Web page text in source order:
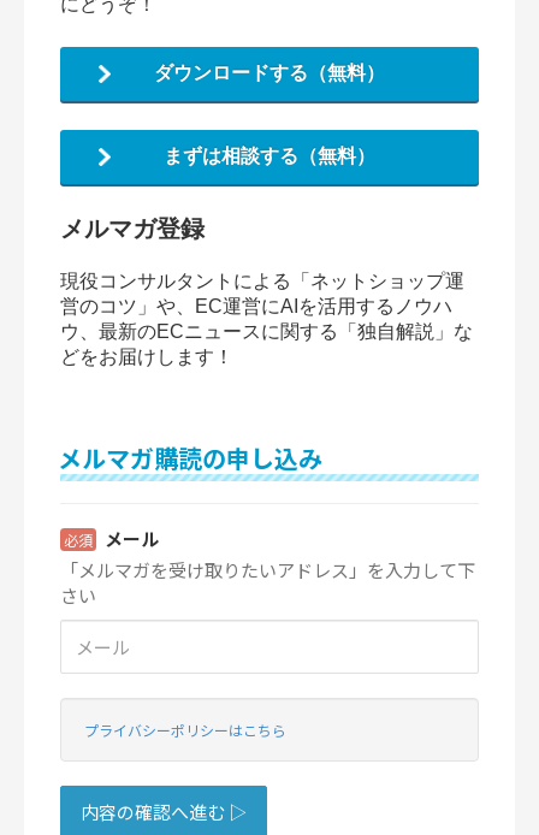
にどうぞ！
ダウンロードする（無料）
まずは相談する（無料）
メルマガ登録
現役コンサルタントによる「ネットショップ運
営のコツ」や、EC運営にAIを活用するノウハ
ウ、最新のECニュースに関する「独自解説」な
どをお届けします！